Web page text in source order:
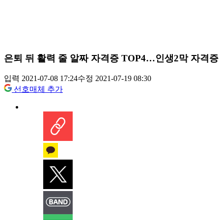
은퇴 뒤 활력 줄 알짜 자격증 TOP4…인생2막 자격
입력 2021-07-08 17:24수정 2021-07-19 08:30
선호매체 추가